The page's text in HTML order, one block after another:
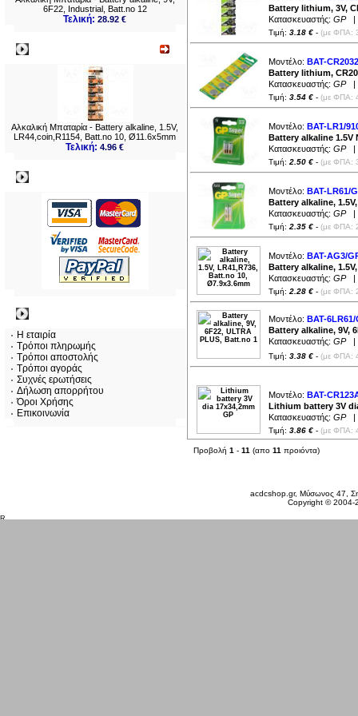
6F22, Industrial, Batt.no 12
Τελική:28.92 €
Αλκαλική Μπαταρία - Battery alkaline, 1.5V,
LR44,coin,R1154, Batt.no 10, Ø11.6x5mm
Τελική:4.96 €
Η εταιρία
Τρόποι πληρωμής
Τρόποι αποστολής
Τρόποι αγοράς
Συχνές ερωτήσεις
Δήλωση απορρήτου
Όροι Χρήσης
Επικοινωνία
4LR44 (2
4LR61 (1
6F22 (5)
6LR61 (2
)
14505 (1)
Battery lithium, 3V,
Κατασκευαστής: GP|
Τιμή: 3.18 € - (με ΦΠΑ:
Μοντέλο: BAT-
Battery lithium,
Κατασκευαστής: GP|
Τιμή: 3.54 € - (με ΦΠΑ:
Μοντέλο: BAT-LR1/
Battery alkaline 1.5V
Κατασκευαστής: GP|
Τιμή: 2.50 € - (με ΦΠΑ:
Μοντέλο: BAT-LR61/
Battery alkaline,
Κατασκευαστής: GP|
Τιμή: 2.35 € - (με ΦΠΑ:
Μοντέλο: BAT-AG3/
Battery alkaline,
Κατασκευαστής: GP|
Τιμή: 2.28 € - (με ΦΠΑ:
Μοντέλο: BAT-6LR61/
Battery alkaline, 9V,
Κατασκευαστής: GP|
Τιμή: 3.38 € - (με ΦΠΑ:
Μοντέλο: BAT-
Lithium battery 3V
Κατασκευαστής: GP|
Τιμή: 3.86 € - (με ΦΠΑ:
Προβολή 1 - 11 (απο 11 προιόντα)
acdcshop.gr, Μύσωνος 47,
Copyright ©